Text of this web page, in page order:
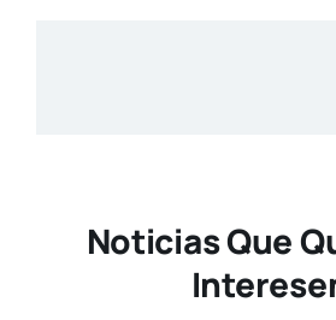
Noticias Que